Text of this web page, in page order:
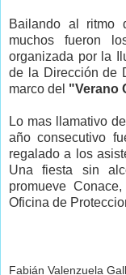
Bailando al ritmo
muchos fueron
organizada por la
de la Dirección de
marco del "Verano
Lo mas llamativo
año consecutivo
regalado a los
Una fiesta sin
promueve
Oficina de
Fabián Valenzuela